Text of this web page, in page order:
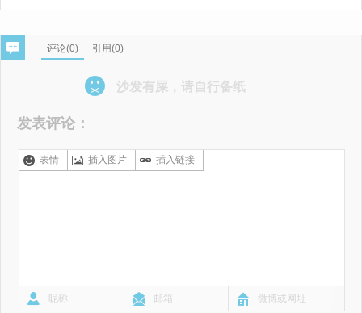
评论(0) 引用(0)
沙发有屎，请自行备纸
发表评论：
表情 插入图片 插入链接